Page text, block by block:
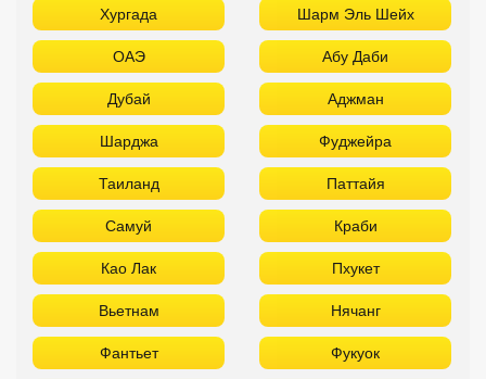
Самуй Краби
Као Лак Пхукет
Вьетнам Нячанг
Фантьет Фукуок
Шри Ланка Куба
Мальдивы Бали
ТОП лучших отелей 3* звезды
Используйте удобные фильтры